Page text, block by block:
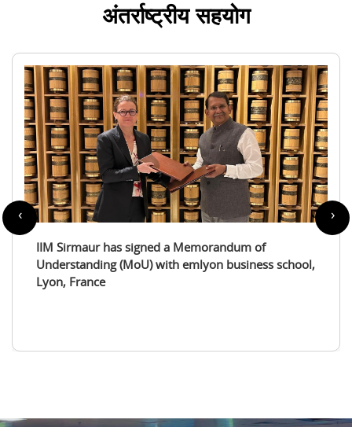
अंतर्राष्ट्रीय सहयोग
IIM Sirmaur enters a partnership with the
International Tourism Studies Association (ITSA)
‹ ›